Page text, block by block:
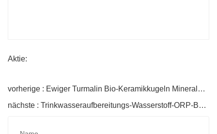
Aktie:
vorherige : Ewiger Turmalin Bio-Keramikkugeln Mineralwasser
nächste : Trinkwasseraufbereitungs-Wasserstoff-ORP-Bälle